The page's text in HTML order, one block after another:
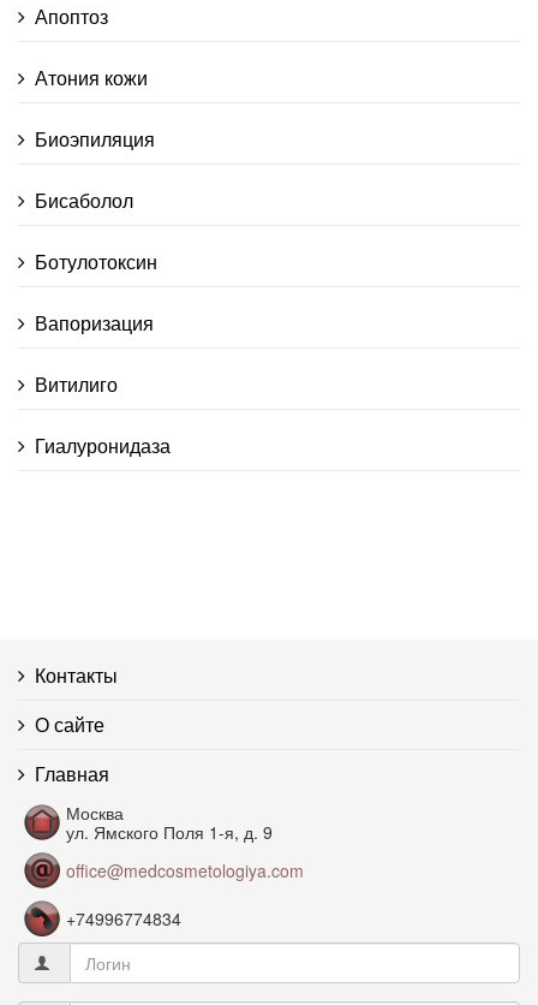
Апоптоз
Атония кожи
Биоэпиляция
Бисаболол
Ботулотоксин
Вапоризация
Витилиго
Гиалуронидаза
Гиперпигментация
Гравитационный птоз
Депигментация
Дерма
Изотоничный раствор
Контакты
О сайте
Главная
Москва
ул. Ямского Поля 1-я, д. 9
office@medcosmetologiya.com
+74996774834